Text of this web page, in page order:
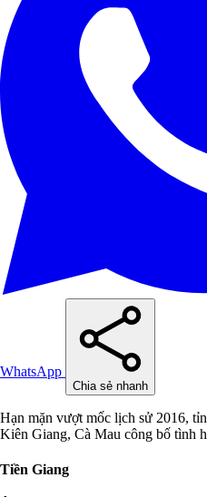
WhatsApp
Chia sẻ nhanh
Hạn mặn vượt mốc lịch sử 2016,
Kiên Giang, Cà Mau công bố tình
Tiền Giang